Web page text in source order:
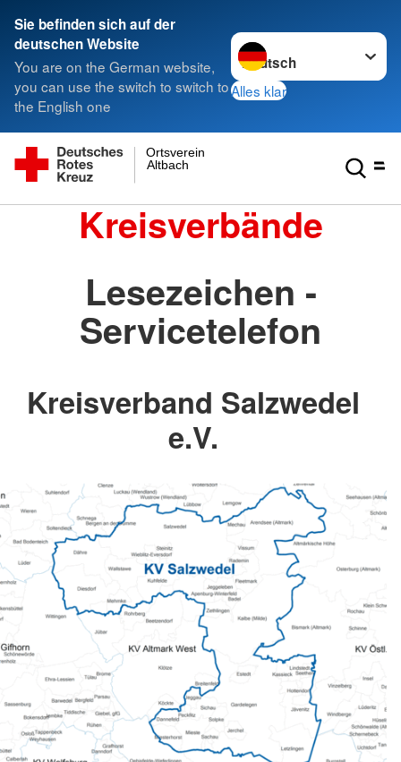
Sie befinden sich auf der
deutschen Website
You are on the German website,
you can use the switch to switch to
the English one
Sprache wechseln zu
Alles klar
Altbach
Ortsverein
Kreisverbände
Lesezeichen -
Servicetelefon
Kreisverband Salzwedel
e.V.